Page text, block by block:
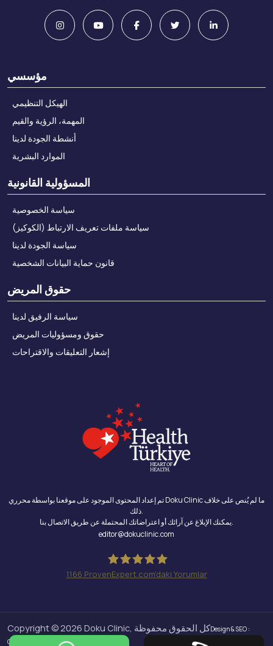
مؤسسي
الهيكل التنظيمي
المهمة، الرؤية والقيم
أنشطة الجودة لدينا
الموارد البشرية
المسؤولية القانونية
سياسة الخصوصية
سياسة ملفات تعريف الارتباط (الكوكيز)
سياسة الجودة لدينا
قانون حماية البيانات الشخصية
حقوق المريض
سياسة الرفيق لدينا
حقوق ومسؤوليات المريض
إشعار التعليقات والاقتراحات
تم إعداد المحتوى الموجود على موقعنا بواسطة محرري Doku Clinic ما لم يُنص على خلاف
ذلك.
يمكنك الإبلاغ عن آرائك أو اعتراضاتك المحتملة عن طريق الاتصال بنا.
editor@dokuclinic.com
1166 ProvenExpert.com'daki Yorumlar
Copyright © 2026 Doku Clinic, كل الحقوق محفوظةDesign & SEO :
Crabs Media